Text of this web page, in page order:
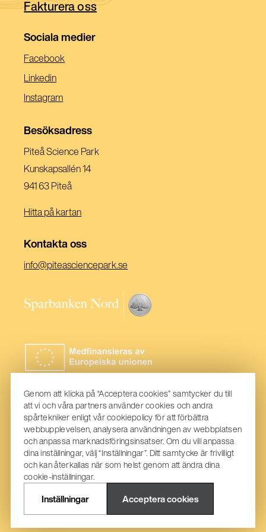
fönster)
Fakturera oss
Sociala medier
Facebook(Öppnas
Linkedin(Öppnas
Nytt
Instagram(Öppnas
Ett
Besöksadress
Piteå Science Park
Kunskapsallén 14
941 63 Piteå
Hitta på kartan
Kontakta oss
info@piteasciencepark.se
ett
nytt
(Öppnas
nytt
fönster)
Genom att klicka på “Acceptera cookies” samtycker du till
att vi och våra partners använder cookies och andra
spårtekniker enligt vår cookiepolicy för att förbättra
webbupplevelsen, analysera användningen av webbplatsen
och anpassa marknadsföringsinsatser. Om du vill anpassa
dina inställningar, välj “Inställningar”. Ditt samtycke är frivilligt
och kan återkallas när som helst genom att ändra dina
cookie-inställningar.
Inställningar Acceptera cookies